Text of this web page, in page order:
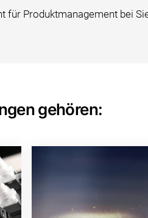
für Produktmanagement bei
gehören: